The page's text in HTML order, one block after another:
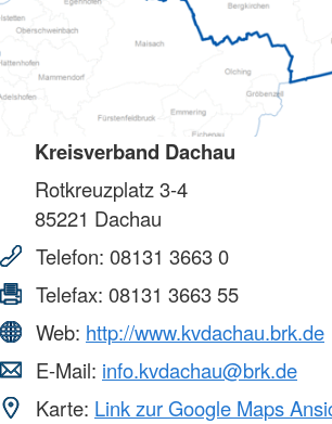
Kreisverband Dachau
Rotkreuzplatz 3-4
85221 Dachau
Telefon: 08131 3663 0
Telefax: 08131 3663 55
Web: http://www.kvdachau.brk.de
E-Mail: info.kvdachau@brk.de
Karte: Link zur Google Maps